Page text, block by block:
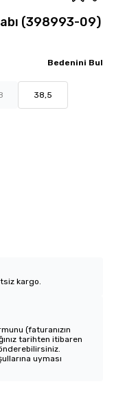
(398993-09)
Bedenini Bul
38,5
kargo.
(faturanızın
tarihten itibaren
uyması